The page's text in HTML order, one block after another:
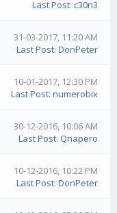
Last Post: c30n3
31-03-2017, 11:20 AM
Last Post:DonPeter
10-01-2017, 12:30 PM
Last Post:numerobix
30-12-2016, 10:06 AM
Last Post: Qnapero
10-12-2016, 10:22 PM
Last Post:DonPeter